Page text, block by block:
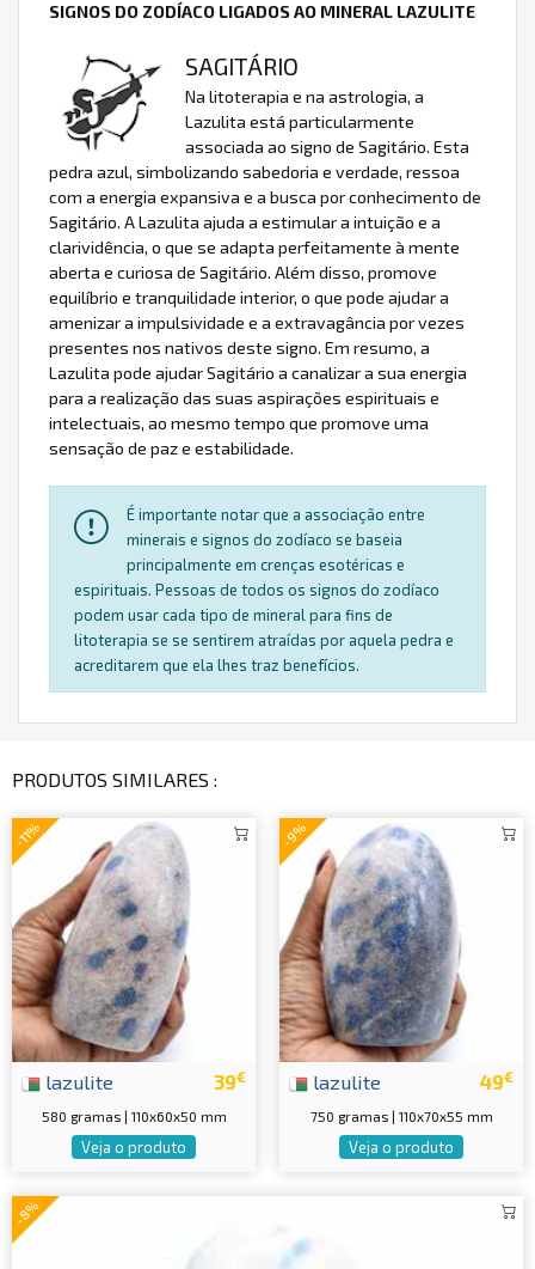
SIGNOS DO ZODÍACO LIGADOS AO MINERAL LAZULITE
SAGITÁRIO
Na litoterapia e na astrologia, a
Lazulita está particularmente
associada ao signo de Sagitário. Esta
pedra azul, simbolizando sabedoria e verdade, ressoa
com a energia expansiva e a busca por conhecimento de
Sagitário. A Lazulita ajuda a estimular a intuição e a
clarividência, o que se adapta perfeitamente à mente
aberta e curiosa de Sagitário. Além disso, promove
equilíbrio e tranquilidade interior, o que pode ajudar a
amenizar a impulsividade e a extravagância por vezes
presentes nos nativos deste signo. Em resumo, a
Lazulita pode ajudar Sagitário a canalizar a sua energia
para a realização das suas aspirações espirituais e
intelectuais, ao mesmo tempo que promove uma
sensação de paz e estabilidade.
É importante notar que a associação entre
minerais e signos do zodíaco se baseia
principalmente em crenças esotéricas e
espirituais. Pessoas de todos os signos do zodíaco
podem usar cada tipo de mineral para fins de
litoterapia se se sentirem atraídas por aquela pedra e
acreditarem que ela lhes traz benefícios.
PRODUTOS SIMILARES :
-11%
39€
lazulite
580 gramas | 110x60x50 mm
Veja o produto
-9%
49€
lazulite
750 gramas | 110x70x55 mm
Veja o produto
-8%